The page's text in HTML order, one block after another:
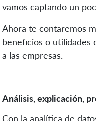
vamos captando un
Ahora te contaremos
beneficios o utilidades
a las empresas.
Análisis, explicación,
Con la analítica de